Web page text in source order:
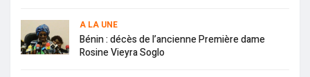
A LA UNE
Bénin : décès de l’ancienne Première dame
Rosine Vieyra Soglo